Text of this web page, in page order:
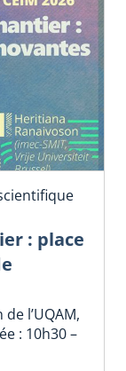
: place
l’UQAM,
: 10h30 –